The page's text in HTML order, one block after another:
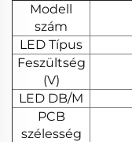
Modell
szám
LED Típus
Feszültség
(V)
LED DB/M
PCB
szélesség